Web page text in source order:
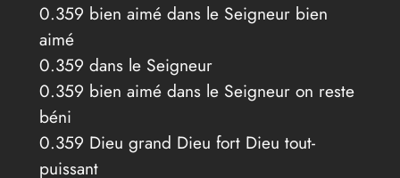
0.359 bien aimé dans le Seigneur bien
aimé
0.359 dans le Seigneur
0.359 bien aimé dans le Seigneur on reste
béni
0.359 Dieu grand Dieu fort Dieu tout-
puissant